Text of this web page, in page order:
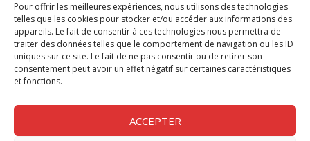
Pour offrir les meilleures expériences, nous utilisons des technologies
telles que les cookies pour stocker et/ou accéder aux informations des
appareils. Le fait de consentir à ces technologies nous permettra de
traiter des données telles que le comportement de navigation ou les ID
uniques sur ce site. Le fait de ne pas consentir ou de retirer son
consentement peut avoir un effet négatif sur certaines caractéristiques
et fonctions.
ACCEPTER
Chèque Compta
Chèque Emploi Spectacle
G-Pods
Profession Audio-visuel